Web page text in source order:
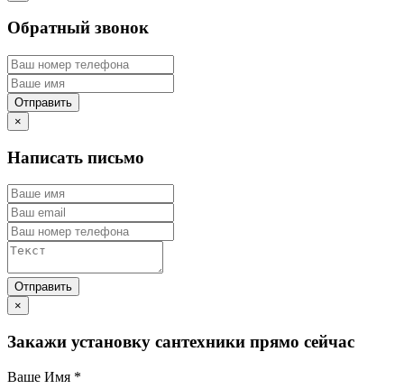
Обратный звонок
×
Написать письмо
×
Закажи установку сантехники прямо сейчас
Ваше Имя *